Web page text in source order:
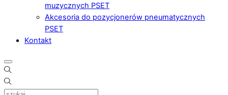
muzycznych PSET
Akcesoria do pozycjonerów pneumatycznych
PSET
Kontakt